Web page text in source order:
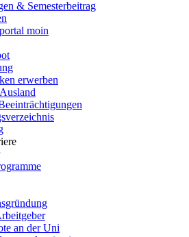
& Semesterbeitrag
moin
erwerben
an der Uni